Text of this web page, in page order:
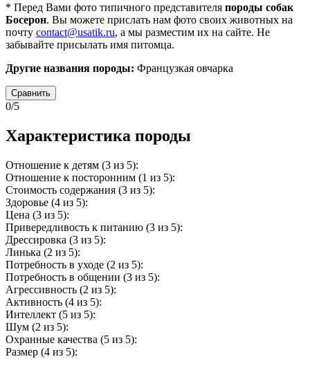
* Перед Вами фото типичного представителя породы собак
Босерон. Вы можете прислать нам фото своих животных на
почту contact@usatik.ru, а мы разместим их на сайте. Не
забывайте присылать имя питомца.
Другие названия породы: Французкая овчарка
Сравнить
0/5
Характеристика породы
Отношение к детям (3 из 5):
Отношение к посторонним (1 из 5):
Стоимость содержания (3 из 5):
Здоровье (4 из 5):
Цена (3 из 5):
Привередливость к питанию (3 из 5):
Дрессировка (3 из 5):
Линька (2 из 5):
Потребность в уходе (2 из 5):
Потребность в общении (3 из 5):
Агрессивность (2 из 5):
Активность (4 из 5):
Интеллект (5 из 5):
Шум (2 из 5):
Охранные качества (5 из 5):
Размер (4 из 5):